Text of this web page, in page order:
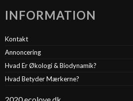
INFORMATION
Kontakt
Annoncering
Hvad Er Økologi & Biodynamik?
Hvad Betyder Mærkerne?
2020 ecolove.dk